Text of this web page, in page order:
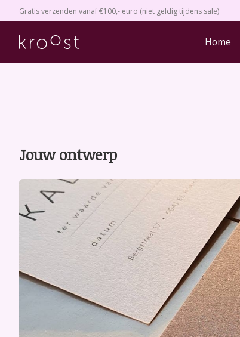
Gratis verzenden vanaf €100,- euro (niet geldig tijdens sale)
Home
Jouw ontwerp